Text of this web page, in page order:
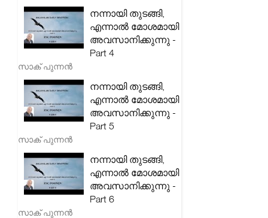
നന്നായി തുടങ്ങി,
എന്നാൽ മോശമായി
അവസാനിക്കുന്നു -
Part 4
സാക് പുന്നൻ
നന്നായി തുടങ്ങി,
എന്നാൽ മോശമായി
അവസാനിക്കുന്നു -
Part 5
സാക് പുന്നൻ
നന്നായി തുടങ്ങി,
എന്നാൽ മോശമായി
അവസാനിക്കുന്നു -
Part 6
സാക് പുന്നൻ